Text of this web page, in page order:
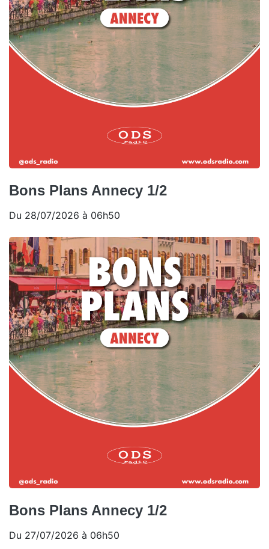
Bons Plans Annecy 1/2
Du 28/07/2026 à 06h50
Bons Plans Annecy 1/2
Du 27/07/2026 à 06h50